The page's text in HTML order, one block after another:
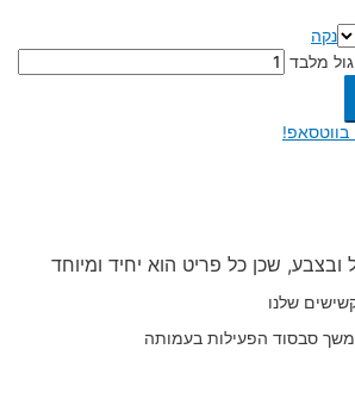
נקה
מלבד
בווטסאפ!
ובצבע, שכן כל פריט הוא יחיד ומיוחד
סבסוד הפעילות בעמותה